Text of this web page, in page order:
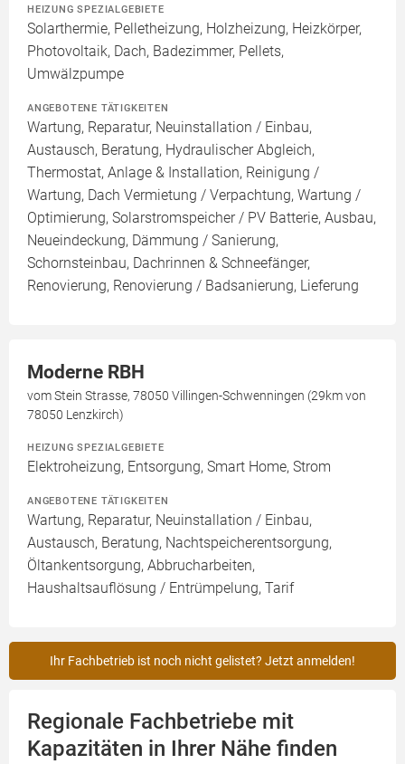
HEIZUNG SPEZIALGEBIETE
Solarthermie, Pelletheizung, Holzheizung, Heizkörper,
Photovoltaik, Dach, Badezimmer, Pellets,
Umwälzpumpe
ANGEBOTENE TÄTIGKEITEN
Wartung, Reparatur, Neuinstallation / Einbau,
Austausch, Beratung, Hydraulischer Abgleich,
Thermostat, Anlage & Installation, Reinigung /
Wartung, Dach Vermietung / Verpachtung, Wartung /
Optimierung, Solarstromspeicher / PV Batterie, Ausbau,
Neueindeckung, Dämmung / Sanierung,
Schornsteinbau, Dachrinnen & Schneefänger,
Renovierung, Renovierung / Badsanierung, Lieferung
Moderne RBH
vom Stein Strasse, 78050 Villingen-Schwenningen (29km von
78050 Lenzkirch)
HEIZUNG SPEZIALGEBIETE
Elektroheizung, Entsorgung, Smart Home, Strom
ANGEBOTENE TÄTIGKEITEN
Wartung, Reparatur, Neuinstallation / Einbau,
Austausch, Beratung, Nachtspeicherentsorgung,
Öltankentsorgung, Abbrucharbeiten,
Haushaltsauflösung / Entrümpelung, Tarif
Ihr Fachbetrieb ist noch nicht gelistet? Jetzt anmelden!
Regionale Fachbetriebe mit
Kapazitäten in Ihrer Nähe finden